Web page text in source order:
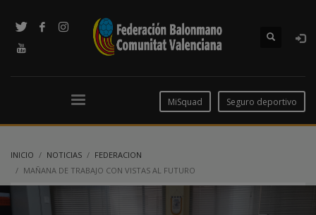
MiSquad Seguro deportivo
INICIO NOTICIAS
FEDERACION
MAÑANA DE TRABAJO CON VISTAS AL FUTURO